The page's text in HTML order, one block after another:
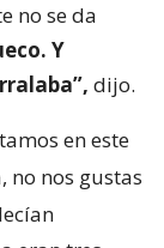
no se da
Y
dijo.
en este
no nos gustas